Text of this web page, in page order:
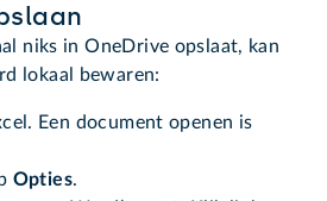
niks in OneDrive opslaat, kan
lokaal bewaren:
Een document openen is
Opties.